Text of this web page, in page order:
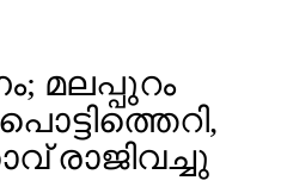
21,520
മലപ്പുറം
രാജിവച്ചു
നേരിട്ടെന്ന് ചൂണ്ടിക്കാട്ടി